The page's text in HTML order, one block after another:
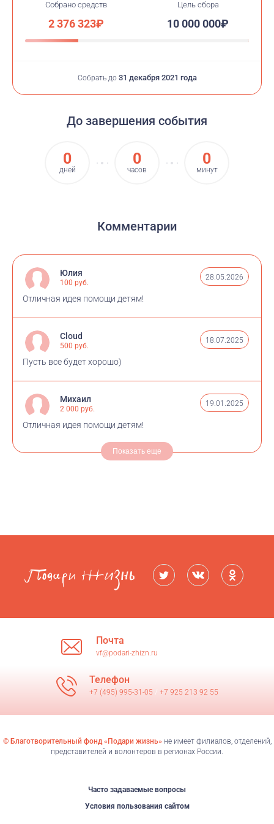
Собрано средств
2 376 323₽
Цель сбора
10 000 000₽
Собрать до 31 декабря 2021 года
До завершения события
0
дней
0
часов
0
минут
Комментарии
Юлия
100 руб.
28.05.2026
Отличная идея помощи детям!
Cloud
500 руб.
18.07.2025
Пусть все будет хорошо)
Михаил
2 000 руб.
19.01.2025
Отличная идея помощи детям!
Показать еще
Почта
vf@podari-zhizn.ru
Телефон
+7 (495) 995-31-05 +7 925 213 92 55
© Благотворительный фонд «Подари жизнь»не имеет филиалов, отделений,
представителей и волонтеров в регионах России.
Часто задаваемые вопросы
Условия пользования сайтом